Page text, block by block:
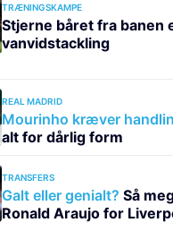
TRÆNINGSKAMPE
Stjerne båret fra banen
vanvidstackling
REAL MADRID
Mourinho kræver
alt for dårlig form
TRANSFERS
Galt eller genialt? Så
Ronald Araujo for